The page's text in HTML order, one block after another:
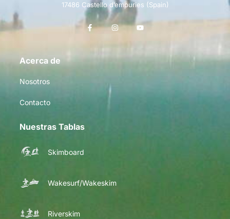
17486 Castello d’empuries (Spain)
Acerca de
Nosotros
Contacto
Nuestras Tablas
Skimboard
Wakesurf/Wakeskim
Riverskim